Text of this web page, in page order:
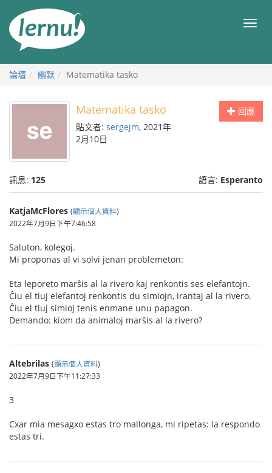
目
論壇 幽默 Matematika tasko
回應
Matematika tasko
貼文者: sergejm, 2021年
2月10日
訊息: 125 語言: Esperanto
KatjaMcFlores (顯示個人資料)
2022年7月9日下午7:46:58
Saluton, kolegoj.
Mi proponas al vi solvi jenan problemeton:
Eta leporeto marŝis al la rivero kaj renkontis ses elefantojn.
Ĉiu el tiuj elefantoj renkontis du simiojn, irantaj al la rivero.
Ĉiu el tiuj simioj tenis enmane unu papagon.
Demando: kiom da animaloj marŝis al la rivero?
Altebrilas (顯示個人資料)
2022年7月9日下午11:27:33
3
Cxar mia mesagxo estas tro mallonga, mi ripetas: la respondo
estas tri.